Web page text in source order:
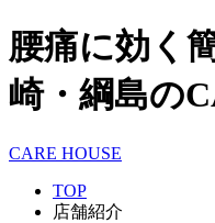
腰痛に効く
崎・綱島の
CARE HOUSE
TOP
店舗紹介